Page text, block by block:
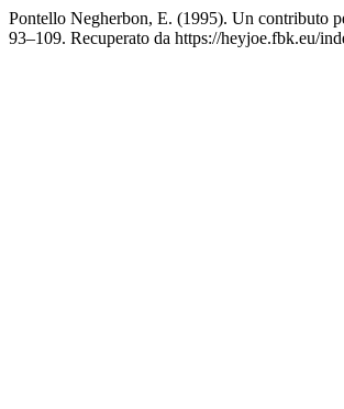
Pontello Negherbon, E. (1995). Un contributo
93–109. Recuperato da https://heyjoe.fbk.eu/